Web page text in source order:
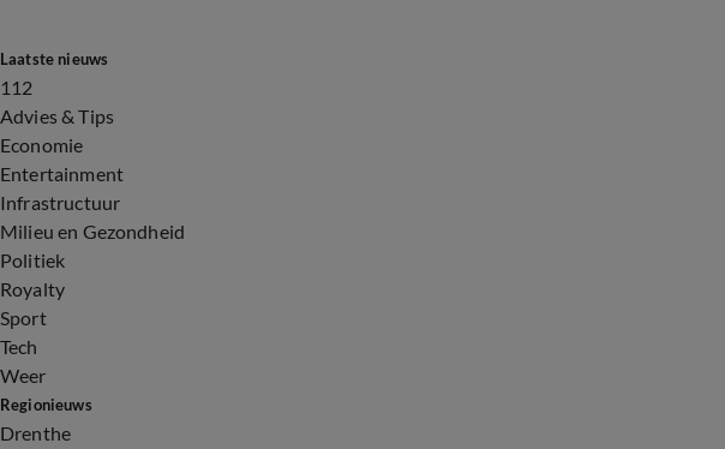
Laatste nieuws
112
Advies & Tips
Economie
Entertainment
Infrastructuur
Milieu en Gezondheid
Politiek
Royalty
Sport
Tech
Weer
Regionieuws
Drenthe